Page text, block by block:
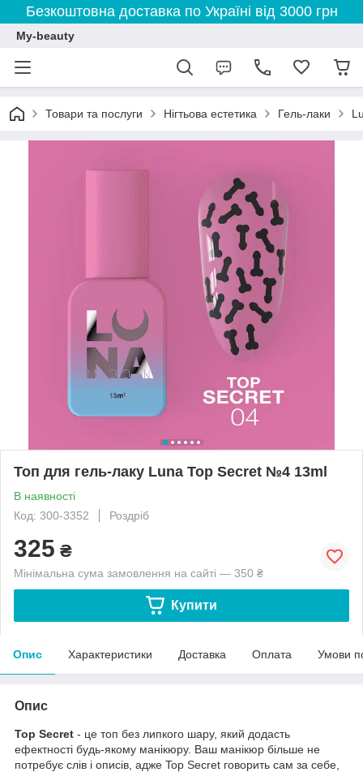
Безкоштовна доставка по Україні від 3000 грн
My-beauty
Товари та послуги Нігтьова естетика Гель-лаки
Топ для гель-лаку Luna Top Secret №4 13ml
В наявності
Код: 300-3352
Роздріб
325 ₴
Мінімальна сума замовлення на сайті — 350 ₴
Купити
Опис Характеристики Доставка Оплата Умови
Опис
Top Secret - це топ без липкого шару, який додасть
ефектності будь-якому манікюру. Ваш манікюр більше не
потребує слів і описів, адже Top Secret говорить сам за себе,